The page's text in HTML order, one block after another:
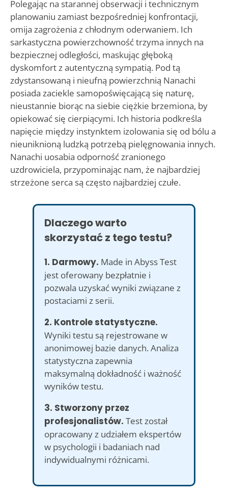
Polegając na starannej obserwacji i technicznym
planowaniu zamiast bezpośredniej konfrontacji,
omija zagrożenia z chłodnym oderwaniem. Ich
sarkastyczna powierzchowność trzyma innych na
bezpiecznej odległości, maskując głęboką
dyskomfort z autentyczną sympatią. Pod tą
zdystansowaną i nieufną powierzchnią Nanachi
posiada zaciekle samopoświęcającą się naturę,
nieustannie biorąc na siebie ciężkie brzemiona, by
opiekować się cierpiącymi. Ich historia podkreśla
napięcie między instynktem izolowania się od bólu a
nieuniknioną ludzką potrzebą pielęgnowania innych.
Nanachi uosabia odporność zranionego
uzdrowiciela, przypominając nam, że najbardziej
strzeżone serca są często najbardziej czułe.
Dlaczego warto
skorzystać z tego testu?
1. Darmowy. Made in Abyss Test
jest oferowany bezpłatnie i
pozwala uzyskać wyniki związane z
postaciami z serii.
2. Kontrole statystyczne.
Wyniki testu są rejestrowane w
anonimowej bazie danych. Analiza
statystyczna zapewnia
maksymalną dokładność i ważność
wyników testu.
3. Stworzony przez
profesjonalistów. Test został
opracowany z udziałem ekspertów
w psychologii i badaniach nad
indywidualnymi różnicami.